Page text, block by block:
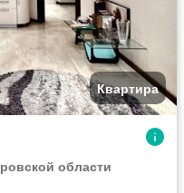
Квартира
области